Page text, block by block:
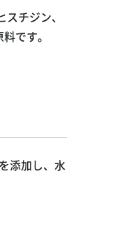
チジン、
です。
添加し、水